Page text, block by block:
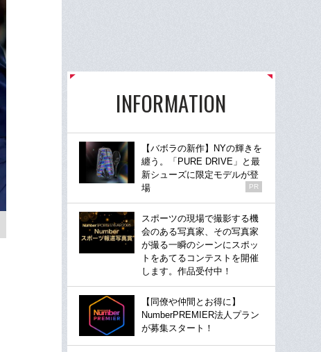
INFORMATION
【バボラの新作】NYの輝きを
纏う。「PURE DRIVE」と最
新シューズに限定モデルが登
場
PR
スポーツの現場で撮影する機
会のある写真家、その写真家
が撮る一瞬のシーンにスポッ
トをあてるコンテストを開催
します。作品受付中！
【同僚や仲間とお得に】
NumberPREMIER法人プラン
が募集スタート！